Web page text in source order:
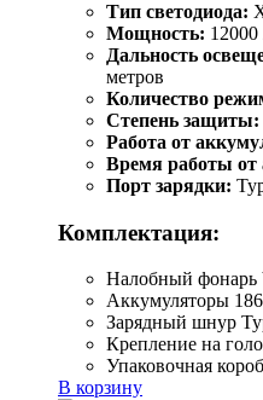
Тип светодиода:
Мощность:
Дальность
метров
Количество
Степень защиты:
Работа от
Время работы от
Порт зарядки:
Комплектация:
Налобный
Аккумуляторы
Зарядный шнур
Крепление на
Упаковочная
В корзину